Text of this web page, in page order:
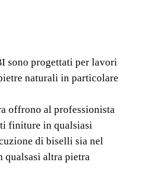
LA
CON
BL.
sono progettati per lavori con
in particolare marmo
sono progettati per lavori
naturali in particolare
offrono al professionista
finiture in qualsiasi
di biselli sia nel
qualsasi altra pietra